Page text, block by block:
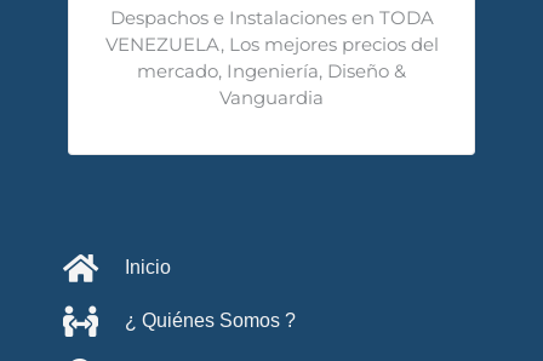
Despachos e Instalaciones en TODA
VENEZUELA, Los mejores precios del
mercado, Ingeniería, Diseño &
Vanguardia
Inicio
¿ Quiénes Somos ?